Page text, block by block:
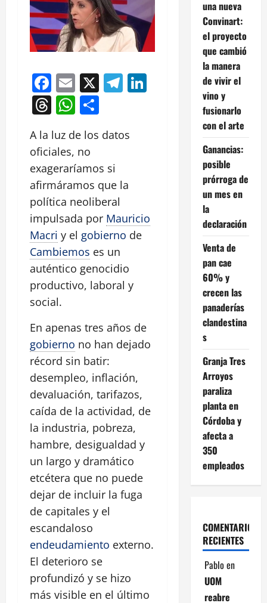
Facebook
Email
X Telegram
LinkedIn
Threads
WhatsApp
A la luz de los datos
oficiales, no
exageraríamos si
afirmáramos que la
política neoliberal
impulsada por Mauricio
Macri y el gobierno de
Cambiemos es un
auténtico genocidio
productivo, laboral y
social.
En apenas tres años de
gobierno no han dejado
récord sin batir:
desempleo, inflación,
devaluación, tarifazos,
caída de la actividad, de
la industria, pobreza,
hambre, desigualdad y
un largo y dramático
etcétera que no puede
dejar de incluir la fuga
de capitales y el
escandaloso
endeudamiento externo.
El deterioro se
profundizó y se hizo
más visible en el último
una nueva
Convinart:
el proyecto
que cambió
la manera
de vivir el
vino y
fusionarlo
con el arte
Ganancias:
posible
prórroga de
un mes en
la
declaración
Venta de
pan cae
60% y
crecen las
panaderías
clandestina
s
Granja Tres
Arroyos
paraliza
planta en
Córdoba y
afecta a
350
empleados
COMENTARIOS
RECIENTES
Pablo en
UOM
reabre